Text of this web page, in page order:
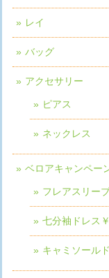
レイ
バッグ
アクセサリー
ピアス
ネックレス
ベロアキャンペー
フレアスリー
七分袖ドレス
キャミソール